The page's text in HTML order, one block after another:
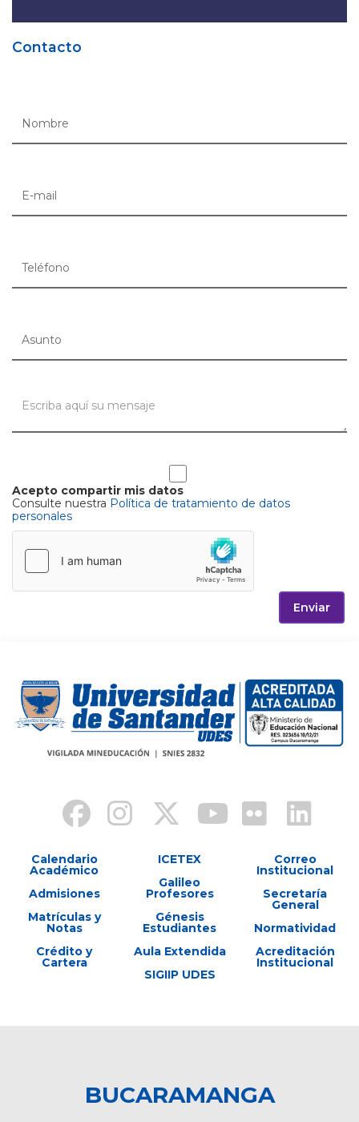
Contacto
Acepto compartir mis datos
Consulte nuestra Política de tratamiento de datos
personales
Enviar
Calendario
Académico
Admisiones
Matrículas y
Notas
Crédito y
Cartera
ICETEX
Galileo
Profesores
Génesis
Estudiantes
Aula Extendida
SIGIIP UDES
Correo
Institucional
Secretaría
General
Normatividad
Acreditación
Institucional
BUCARAMANGA